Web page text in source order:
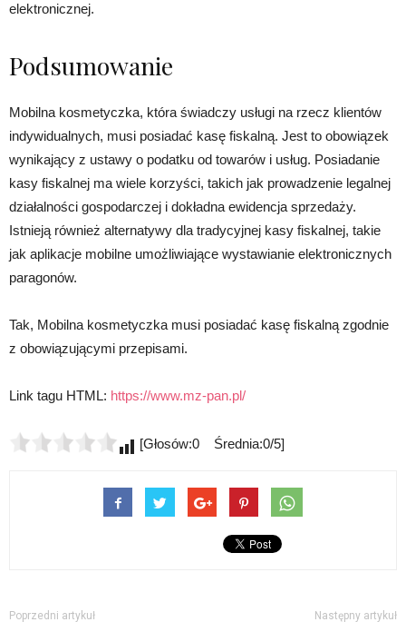
elektronicznej.
Podsumowanie
Mobilna kosmetyczka, która świadczy usługi na rzecz klientów
indywidualnych, musi posiadać kasę fiskalną. Jest to obowiązek
wynikający z ustawy o podatku od towarów i usług. Posiadanie
kasy fiskalnej ma wiele korzyści, takich jak prowadzenie legalnej
działalności gospodarczej i dokładna ewidencja sprzedaży.
Istnieją również alternatywy dla tradycyjnej kasy fiskalnej, takie
jak aplikacje mobilne umożliwiające wystawianie elektronicznych
paragonów.
Tak, Mobilna kosmetyczka musi posiadać kasę fiskalną zgodnie
z obowiązującymi przepisami.
Link tagu HTML: https://www.mz-pan.pl/
[Głosów:0 Średnia:0/5]
Poprzedni artykuł Następny artykuł